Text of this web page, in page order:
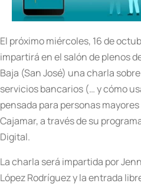
El próximo miércoles, 16 de
impartirá en el salón de plenos
Baja (San José) una charla
servicios bancarios (… y cómo
pensada para personas
Cajamar, a través de su
Digital.
La charla será impartida por
López Rodríguez y la entrada